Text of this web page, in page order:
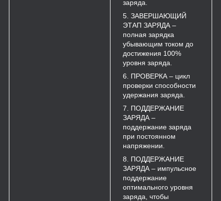
заряда.
ЗАВЕРШАЮЩИЙ
ЭТАП ЗАРЯДА –
полная зарядка
убывающим током до
достижения 100%
уровня заряда.
ПРОВЕРКА – цикл
проверки способности
удержания заряда.
ПОДДЕРЖАНИЕ
ЗАРЯДА –
поддержание заряда
при постоянном
напряжении.
ПОДДЕРЖАНИЕ
ЗАРЯДА – импульсное
поддержание
оптимального уровня
заряда, чтобы